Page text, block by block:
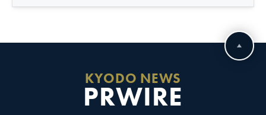
KYODO NEWS
PRWIRE